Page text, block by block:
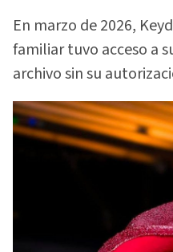
En marzo de 2026,
familiar tuvo acceso a
archivo sin su